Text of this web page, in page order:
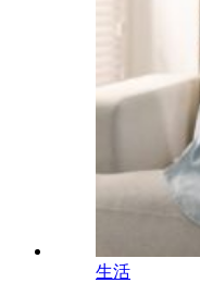
生活